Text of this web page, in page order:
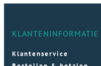
KLANTENINFORMATIE
Klantenservice